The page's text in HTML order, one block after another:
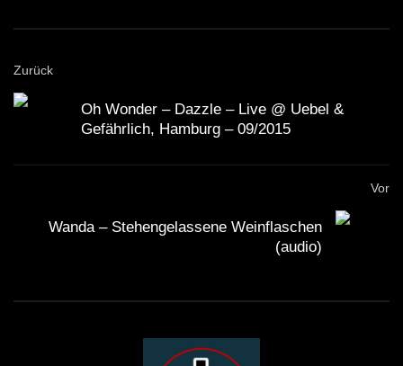
Zurück
Oh Wonder – Dazzle – Live @ Uebel &
Gefährlich, Hamburg – 09/2015
Vor
Wanda – Stehengelassene Weinflaschen
(audio)